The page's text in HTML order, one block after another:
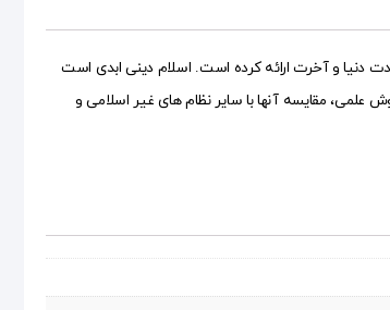
دنیا و آخرت ارائه کرده است. اسلام دینی ابدی است
علمی، مقایسه آنها با سایر نظام های غیر اسلامی و